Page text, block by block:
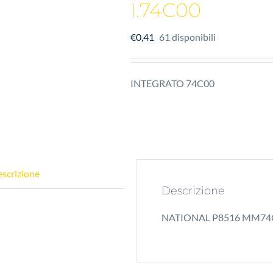
I.74C00
€0,41 61 disponibili
INTEGRATO 74C00
Descrizione
NATIONAL P8516